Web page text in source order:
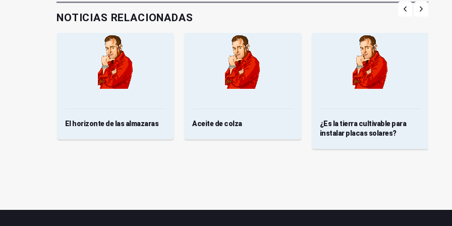
NOTICIAS RELACIONADAS
El horizonte de las almazaras Aceite de colza
¿Es la tierra cultivable para
instalar placas solares?